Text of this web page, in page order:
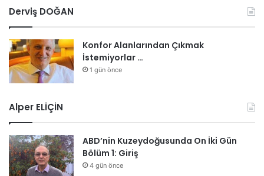
o
a
n
t
ı
ı
s
a
a
t
1
Derviş DOĞAN
Konfor Alanlarından Çıkmak
İstemiyorlar …
1 gün önce
Alper ELİÇİN
ABD’nin Kuzeydoğusunda On İki Gün
Bölüm 1: Giriş
4 gün önce